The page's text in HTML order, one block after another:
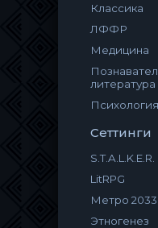
Классика
ЛФФР
Медицина
литература
Психология
Сеттинги
S.T.A.L.K.E.R.
LitRPG
Метро 2033
Этногенез